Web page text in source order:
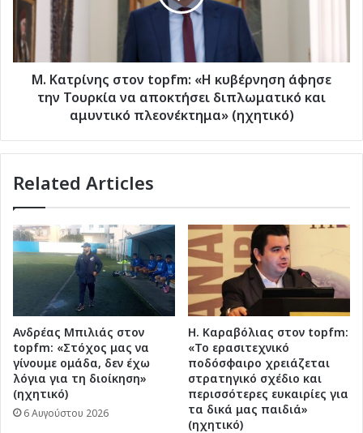
κυβέρνηση
άφησε
την
Τουρκία
αποκτήσει
διπλωματικό
αμυντικό
(ηχητικό)
Μ. Κατρίνης στον topfm: «Η κυβέρνηση άφησε
την Τουρκία να αποκτήσει διπλωματικό και
αμυντικό πλεονέκτημα» (ηχητικό)
Related Articles
Ανδρέας Μπιλιάς στον
topfm: «Στόχος μας να
γίνουμε ομάδα, δεν έχω
λόγια για τη διοίκηση»
(ηχητικό)
6 Αυγούστου 2026
Η. Καραβόλιας στον topfm:
«Το ερασιτεχνικό
ποδόσφαιρο χρειάζεται
στρατηγικό σχέδιο και
περισσότερες ευκαιρίες για
τα δικά μας παιδιά»
(ηχητικό)